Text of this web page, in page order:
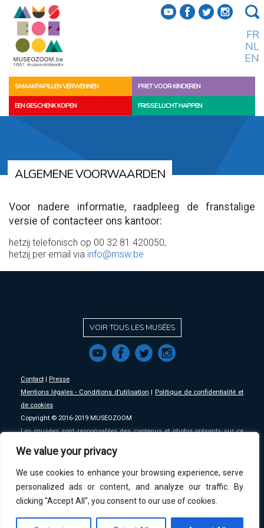
We value your privacy
We use cookies to enhance your browsing experience, serve
personalized ads or content, and analyze our traffic. By
clicking "Accept All", you consent to our use of cookies.
f a b e
FR
NL
EN
SMAAKPAPILLEN VERWENNEN PRET VOOR KINDEREN
EEN GESCHENK KOPEN FRISSE LUCHT HAPPEN
ALGEMENE VOORWAARDEN
Voor nadere informatie, raadpleeg de franstalige
versie of contacteer ons kantoor:
hetzij telefonisch op 00 32 81 420050,
hetzij per email via info@msw.be
VOIR TOUS LES MUSÉES
f a b e
Contact | Presse
Mentions légales - Conditions d’utilisation | Politique de confidentialité et
de cookies
Copyright © 2016-2019 MUSEOZOOM
Les musées sont responsables des contenus et photos présents sur ce
An initative ofMSW.